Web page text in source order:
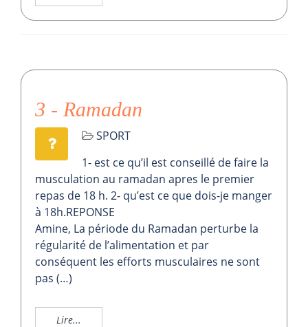
3 - Ramadan
SPORT
1- est ce qu’il est conseillé de faire la
musculation au ramadan apres le premier
repas de 18 h. 2- qu’est ce que dois-je manger
à 18h.REPONSE
Amine, La période du Ramadan perturbe la
régularité de l’alimentation et par
conséquent les efforts musculaires ne sont
pas (…)
Lire...